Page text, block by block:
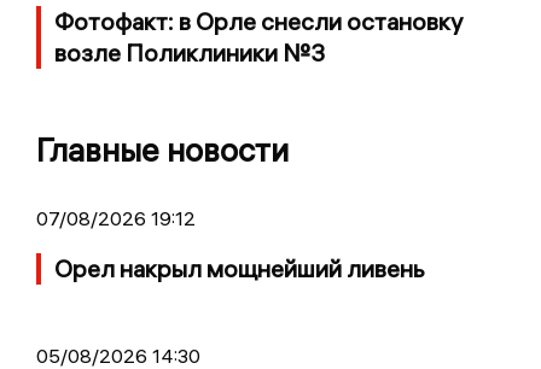
Фотофакт: в Орле снесли остановку
возле Поликлиники №3
Главные новости
07/08/2026 19:12
Орел накрыл мощнейший ливень
05/08/2026 14:30